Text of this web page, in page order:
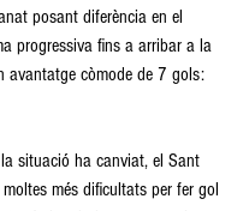
posant diferència en el
progressiva fins a arribar a la
avantatge còmode de 7 gols:
situació ha canviat, el Sant
més dificultats per fer gol